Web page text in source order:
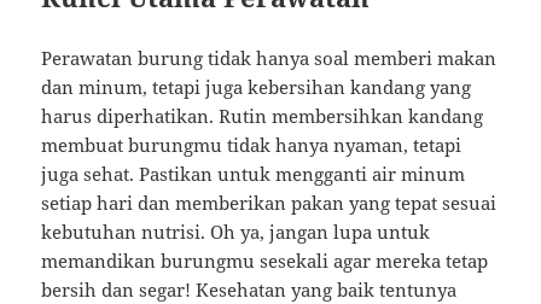
Perawatan burung tidak hanya soal memberi makan
dan minum, tetapi juga kebersihan kandang yang
harus diperhatikan. Rutin membersihkan kandang
membuat burungmu tidak hanya nyaman, tetapi
juga sehat. Pastikan untuk mengganti air minum
setiap hari dan memberikan pakan yang tepat sesuai
kebutuhan nutrisi. Oh ya, jangan lupa untuk
memandikan burungmu sesekali agar mereka tetap
bersih dan segar! Kesehatan yang baik tentunya